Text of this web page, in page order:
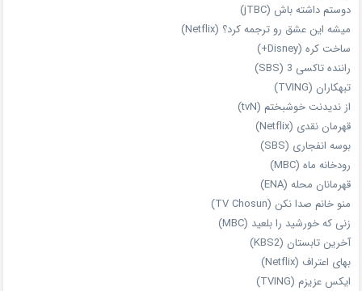
دوستم داشته باش (jTBC)
میشه این عشق رو ترجمه کرد؟ (Netflix)
ساخت کره (Disney+)
راننده تاکسی 3 (SBS)
تبهکاران (TVING)
از ندیدنت خوشبختم (tvN)
قهرمان نقدی (Netflix)
بوسه انفجاری (SBS)
رودخانه ماه (MBC)
قهرمانان محله (ENA)
منو خانم صدا نکن (TV Chosun)
زنی که خورشید را بلعید (MBC)
آخرین تابستان (KBS2)
بهای اعتراف (Netflix)
ایکس عزیزم (TVING)